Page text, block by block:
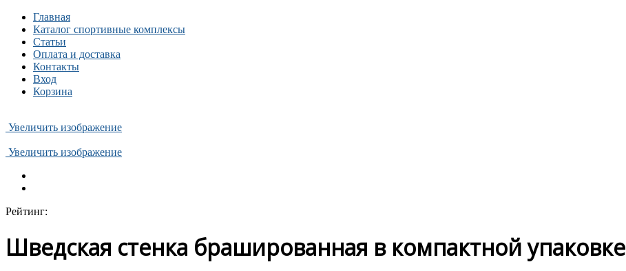
Главная
Каталог спортивные комплексы
Статьи
Оплата и доставка
Контакты
Вход
Корзина
Увеличить изображение
Увеличить изображение
Рейтинг:
Шведская стенка брашированная в компактной упаковке